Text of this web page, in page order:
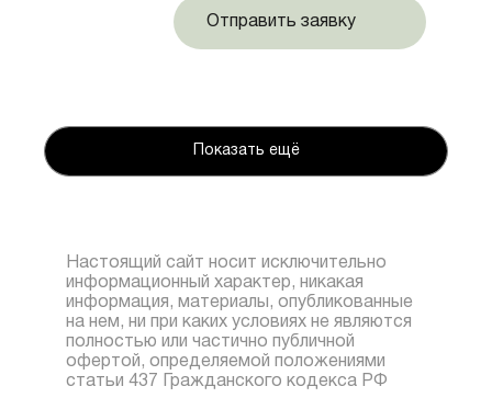
Отправить заявку
Показать ещё
Настоящий сайт носит исключительно
информационный характер, никакая
информация, материалы, опубликованные
на нем, ни при каких условиях не являются
полностью или частично публичной
офертой, определяемой положениями
статьи 437 Гражданского кодекса РФ